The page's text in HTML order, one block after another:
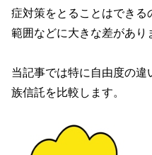
症対策をとることはできる
範囲などに大きな差があり
当記事では特に自由度の
族信託を比較します。